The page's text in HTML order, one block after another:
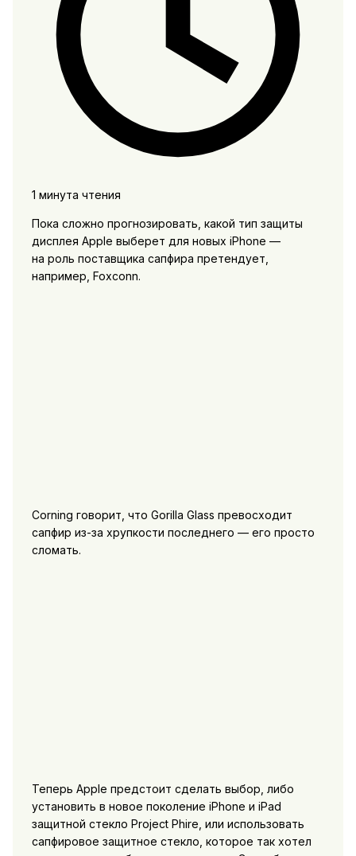
1 минута чтения
Пока сложно прогнозировать, какой тип защиты
дисплея Apple выберет для новых iPhone —
на роль поставщика сапфира претендует,
например, Foxconn.
Corning говорит, что Gorilla Glass превосходит
сапфир из-за хрупкости последнего — его просто
сломать.
Теперь Apple предстоит сделать выбор, либо
установить в новое поколение iPhone и iPad
защитной стекло Project Phire, или использовать
сапфировое защитное стекло, которое так хотел